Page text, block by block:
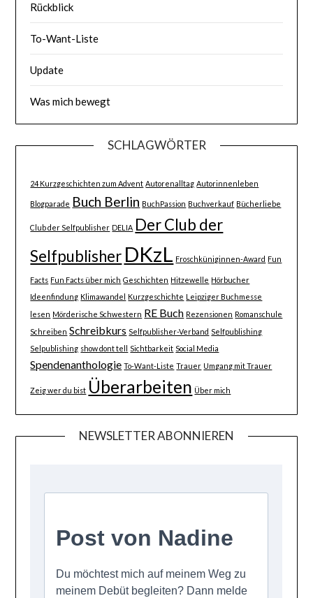
Rückblick
To-Want-Liste
Update
Was mich bewegt
SCHLAGWÖRTER
24 Kurzgeschichten zum Advent Autorenalltag Autorinnenleben
Blogparade Buch Berlin BuchPassion Buchverkauf Bücherliebe
Club der Selfpublisher DELIA Der Club der
Selfpublisher DKzL Froschküniginnen-Award Fun
Facts Fun Facts über mich Geschichten Hitzewelle Hörbucher
Ideenfindung Klimawandel Kurzgeschichte Leipziger Buchmesse
lesen Mörderische Schwestern RE Buch Rezensionen Romanschule
Schreiben Schreibkurs Selfpublisher-Verband Selfpublishing
Selpublishing show dont tell Sichtbarkeit Social Media
Spendenanthologie To-Want-Liste Trauer Umgang mit Trauer
Zeig wer du bist Überarbeiten Über mich
NEWSLETTER ABONNIEREN